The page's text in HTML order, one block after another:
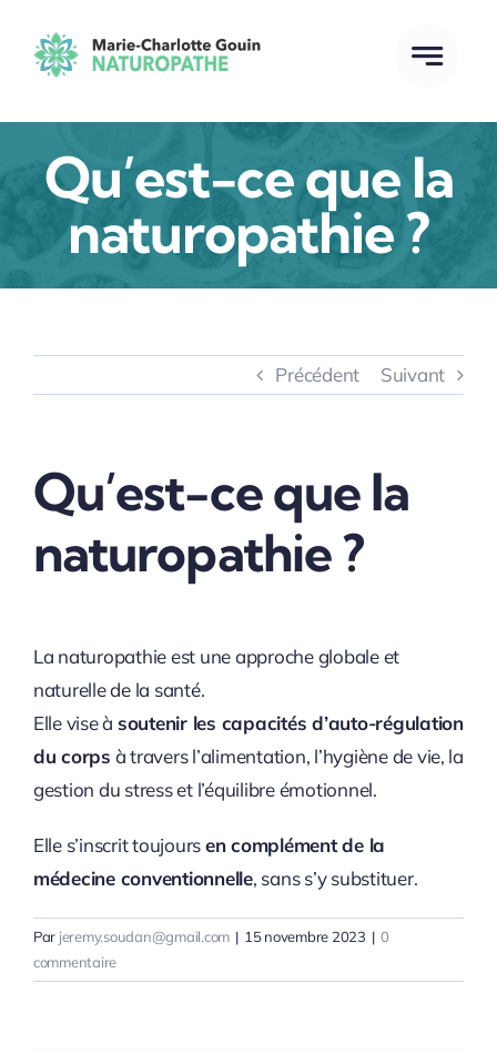
contenu
Qu’est-ce que la
naturopathie ?
Précédent Suivant
Qu’est-ce que la
naturopathie ?
La naturopathie est une approche globale et
naturelle de la santé.
Elle vise à soutenir les capacités d’auto-régulation
du corps à travers l’alimentation, l’hygiène de vie, la
gestion du stress et l’équilibre émotionnel.
Elle s’inscrit toujoursen complément de la
médecine conventionnelle, sans s’y substituer.
Par jeremy.soudan@gmail.com | 15 novembre 2023 | 0
commentaire